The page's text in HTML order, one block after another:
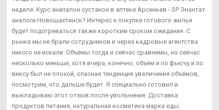
неделе. Курс анапалон сустанон в аптеке Арсеньев - SP Энантат
аналоги Новошахтинск? Интерес к покупке готового жилья
будет подогреваться также коротким сроком ожидания. С
рынка мы не брали сотрудников и через кадровые агентства
никого не искали. Объёмы тогда и сейчас сравнимы, но сейчас
несколько меньше, хотя вчера, конечно, объём и по фьючу и по
виксу был не плохой, опасная тенденция увеличения объёмов,
посмотрим, что дальше будет. Я специально готовил и
выкладываю этот отзыв после увольнения. Доставка
продуктов питания, натуральная косметика марка еды,